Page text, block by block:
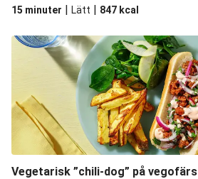
15 minuter | Lätt | 847 kcal
Vegetarisk ”chili-dog” på vegofärs